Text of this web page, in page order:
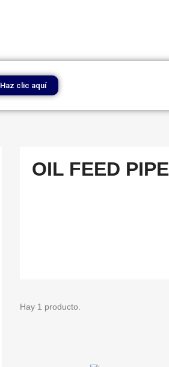
Haz clic aquí
OIL FEED PIPE
Hay 1 producto.